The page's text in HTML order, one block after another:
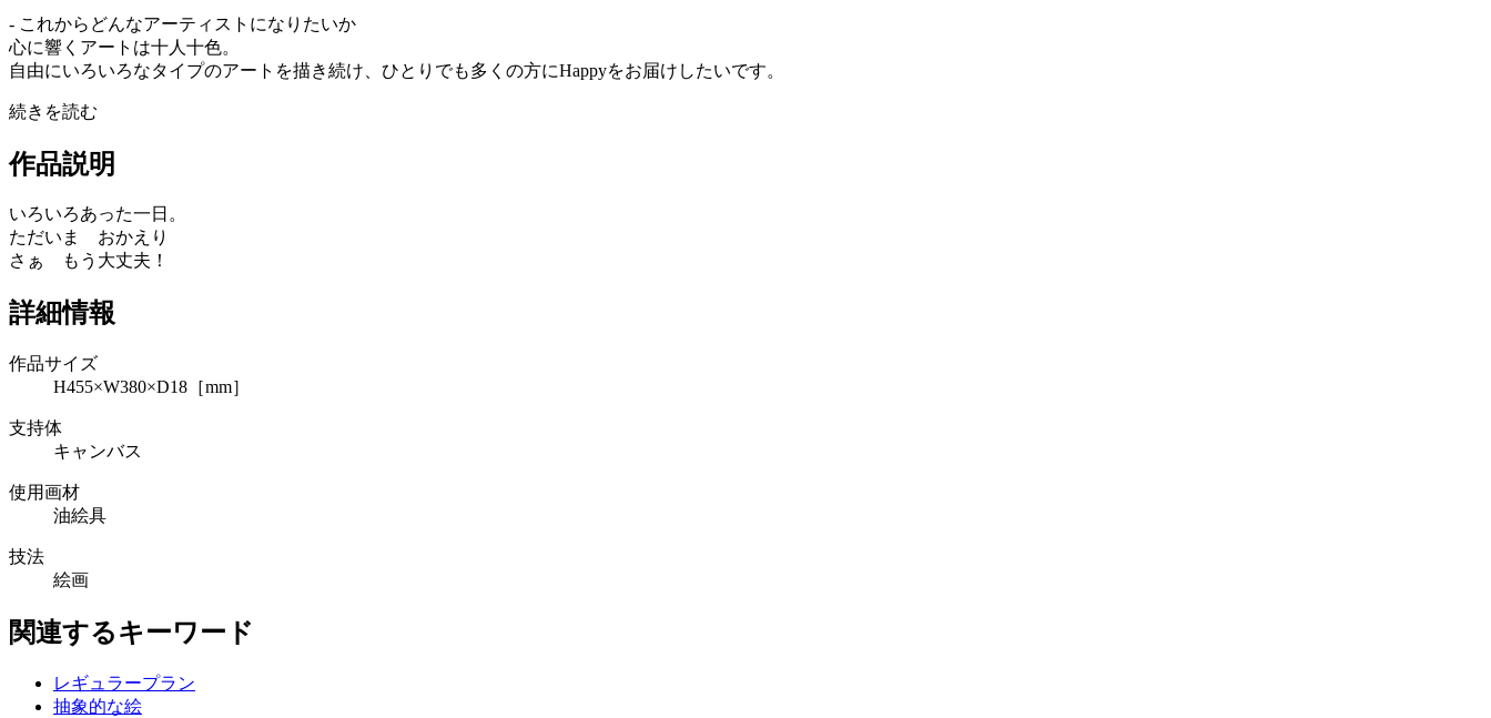
- これからどんなアーティストになりたいか
心に響くアートは十人十色。
自由にいろいろなタイプのアートを描き続け、ひとりでも多くの方にHappyをお届けしたいです。
続きを読む
作品説明
いろいろあった一日。
ただいま おかえり
さぁ もう大丈夫！
詳細情報
作品サイズ
H455×W380×D18［mm］
支持体
キャンバス
使用画材
油絵具
技法
絵画
関連するキーワード
レギュラープラン
抽象的な絵